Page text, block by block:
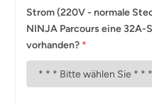
Strom (220V - normale
NINJA Parcours eine
vorhanden? *